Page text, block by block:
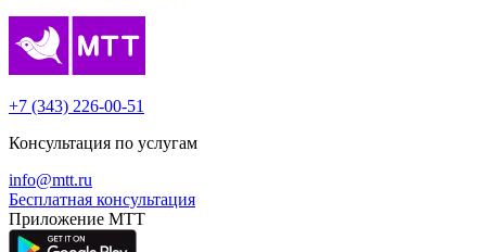
+7 (343) 226-00-51
Консультация по услугам
info@mtt.ru
Бесплатная консультация
Приложение МТТ